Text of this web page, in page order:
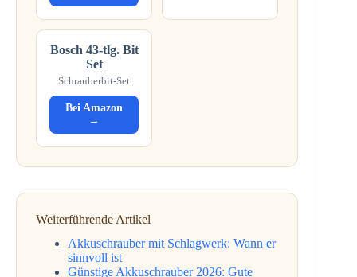
Bosch 43-tlg. Bit
Set
Schrauberbit-Set
Bei Amazon
→
Weiterführende Artikel
Akkuschrauber mit Schlagwerk: Wann er
sinnvoll ist
Günstige Akkuschrauber 2026: Gute